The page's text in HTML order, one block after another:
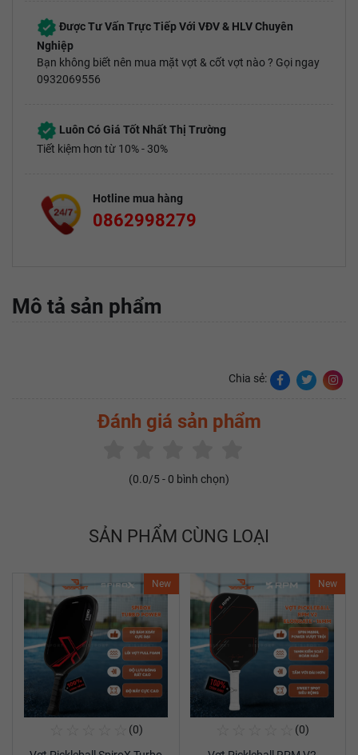
Được Tư Vấn Trực Tiếp Với VĐV & HLV Chuyên
Nghiệp
Bạn không biết nên mua mặt vợt & cốt vợt nào ? Gọi ngay
0932069556
Luôn Có Giá Tốt Nhất Thị Trường
Tiết kiệm hơn từ 10% - 30%
Hotline mua hàng
0862998279
Mô tả sản phẩm
Chia sẻ:
Đánh giá sản phẩm
(0.0/5 - 0 bình chọn)
SẢN PHẨM CÙNG LOẠI
New
(0)
New
(0)